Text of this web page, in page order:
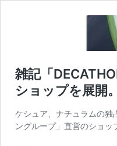
雑記「
ショップを展開。
ケシュア、ナチュラムの独
ングループ」直営のショ